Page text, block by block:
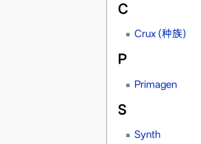
C
Crux (种族)
P
Primagen
S
Synth